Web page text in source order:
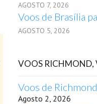
AGOSTO 7, 2026
Voos de Brasília
AGOSTO 5, 2026
VOOS RICHMOND,
Voos de
Agosto 2, 2026